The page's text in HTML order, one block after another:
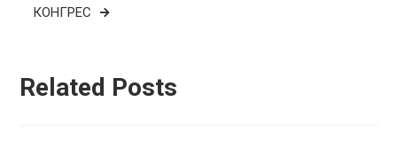
КОНГРЕС
Related Posts